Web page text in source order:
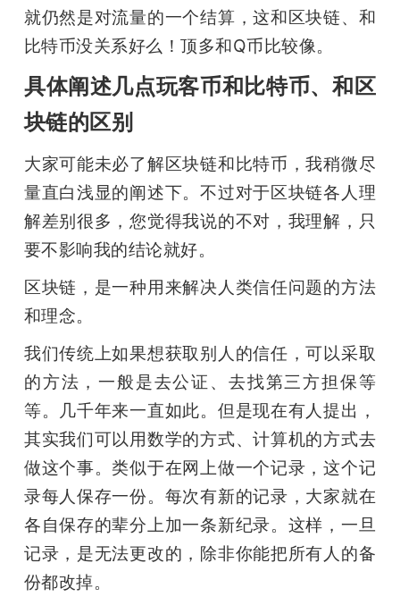
就仍然是对流量的一个结算，这和区块链、和
比特币没关系好么！顶多和Q币比较像。
具体阐述几点玩客币和比特币、和区
块链的区别
大家可能未必了解区块链和比特币，我稍微尽
量直白浅显的阐述下。不过对于区块链各人理
解差别很多，您觉得我说的不对，我理解，只
要不影响我的结论就好。
区块链，是一种用来解决人类信任问题的方法
和理念。
我们传统上如果想获取别人的信任，可以采取
的方法，一般是去公证、去找第三方担保等
等。几千年来一直如此。但是现在有人提出，
其实我们可以用数学的方式、计算机的方式去
做这个事。类似于在网上做一个记录，这个记
录每人保存一份。每次有新的记录，大家就在
各自保存的辈分上加一条新纪录。这样，一旦
记录，是无法更改的，除非你能把所有人的备
份都改掉。